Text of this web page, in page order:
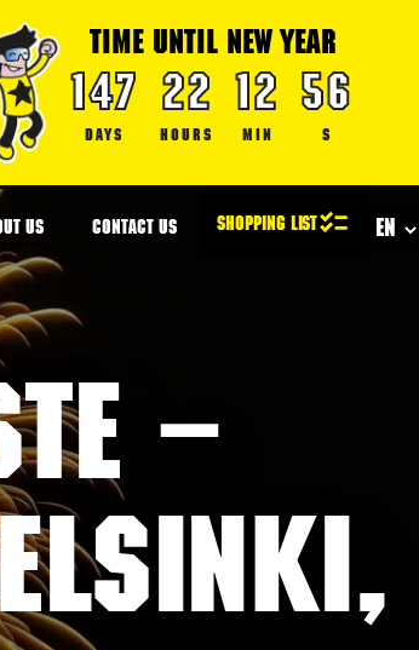
TIME UNTIL NEW YEAR
147
DAYS
22
HOURS
12
MIN
56
S
US CONTACT US
–